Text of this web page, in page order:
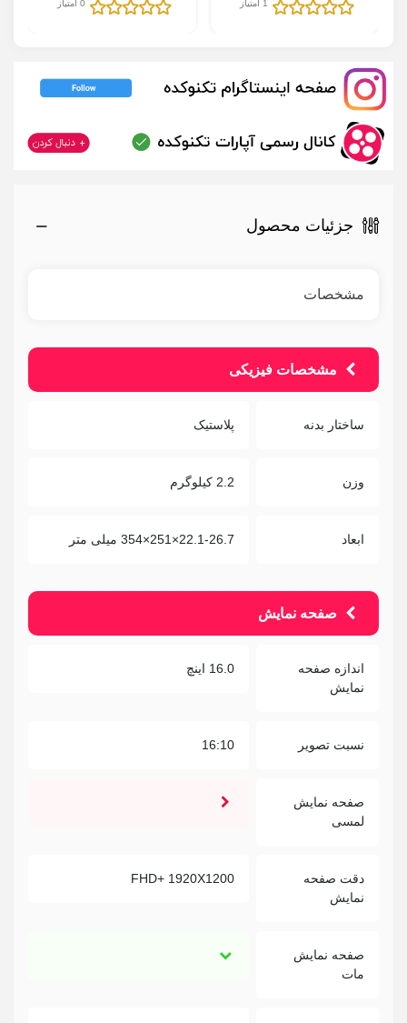
1 امتیاز 0 امتیاز
جزئیات محصول
مشخصات
مشخصات فیزیکی
ساختار بدنه پلاستیک
وزن 2.2 کیلوگرم
ابعاد 22.1-26.7×251×354 میلی متر
صفحه نمایش
اندازه صفحه
نمایش
16.0 اینچ
نسبت تصویر 16:10
صفحه نمایش
لمسی
دقت صفحه
نمایش
FHD+ 1920X1200
صفحه نمایش
مات